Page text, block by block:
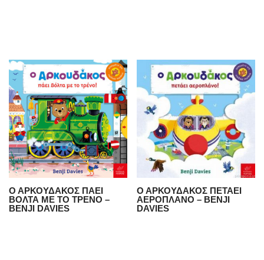
Ο ΑΡΚΟΥΔΑΚΟΣ ΠΑΕΙ
ΒΟΛΤΑ ΜΕ ΤΟ ΤΡΕΝΟ –
BENJI DAVIES
Ο ΑΡΚΟΥΔΑΚΟΣ ΠΕΤΑΕΙ
ΑΕΡΟΠΛΑΝΟ – BENJI
DAVIES